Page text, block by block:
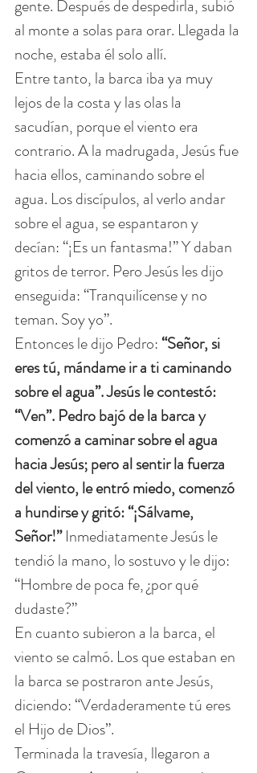
gente. Después de despedirla, subió
al monte a solas para orar. Llegada la
noche, estaba él solo allí.
Entre tanto, la barca iba ya muy
lejos de la costa y las olas la
sacudían, porque el viento era
contrario. A la madrugada, Jesús fue
hacia ellos, caminando sobre el
agua. Los discípulos, al verlo andar
sobre el agua, se espantaron y
decían: “¡Es un fantasma!” Y daban
gritos de terror. Pero Jesús les dijo
enseguida: “Tranquilícense y no
teman. Soy yo”.
Entonces le dijo Pedro: “Señor, si
eres tú, mándame ir a ti caminando
sobre el agua”. Jesús le contestó:
“Ven”. Pedro bajó de la barca y
comenzó a caminar sobre el agua
hacia Jesús; pero al sentir la fuerza
del viento, le entró miedo, comenzó
a hundirse y gritó: “¡Sálvame,
Señor!” Inmediatamente Jesús le
tendió la mano, lo sostuvo y le dijo:
“Hombre de poca fe, ¿por qué
dudaste?”
En cuanto subieron a la barca, el
viento se calmó. Los que estaban en
la barca se postraron ante Jesús,
diciendo: “Verdaderamente tú eres
el Hijo de Dios”.
Terminada la travesía, llegaron a